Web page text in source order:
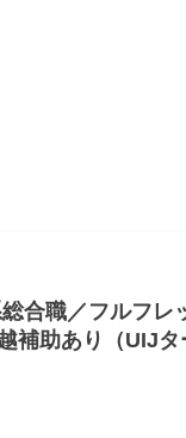
合職／フルフレ
補助あり（UIJタ